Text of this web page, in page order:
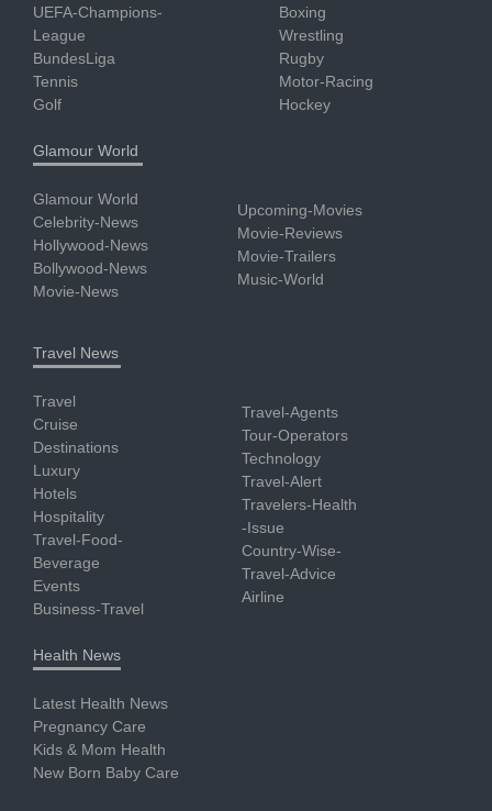
UEFA-Champions-
League
BundesLiga
Tennis
Golf
Boxing
Wrestling
Rugby
Motor-Racing
Hockey
Glamour World
Glamour World
Celebrity-News
Hollywood-News
Bollywood-News
Movie-News
Upcoming-Movies
Movie-Reviews
Movie-Trailers
Music-World
Travel News
Travel
Cruise
Destinations
Luxury
Hotels
Hospitality
Travel-Food-
Beverage
Events
Business-Travel
Travel-Agents
Tour-Operators
Technology
Travel-Alert
Travelers-Health
-Issue
Country-Wise-
Travel-Advice
Airline
Health News
Latest Health News
Pregnancy Care
Kids & Mom Health
New Born Baby Care